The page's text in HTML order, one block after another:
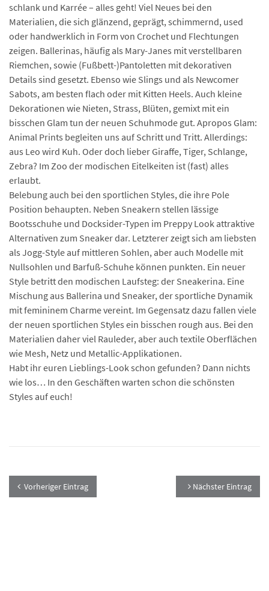
schlank und Karrée – alles geht! Viel Neues bei den
Materialien, die sich glänzend, geprägt, schimmernd, used
oder handwerklich in Form von Crochet und Flechtungen
zeigen. Ballerinas, häufig als Mary-Janes mit verstellbaren
Riemchen, sowie (Fußbett-)Pantoletten mit dekorativen
Details sind gesetzt. Ebenso wie Slings und als Newcomer
Sabots, am besten flach oder mit Kitten Heels. Auch kleine
Dekorationen wie Nieten, Strass, Blüten, gemixt mit ein
bisschen Glam tun der neuen Schuhmode gut. Apropos Glam:
Animal Prints begleiten uns auf Schritt und Tritt. Allerdings:
aus Leo wird Kuh. Oder doch lieber Giraffe, Tiger, Schlange,
Zebra? Im Zoo der modischen Eitelkeiten ist (fast) alles
erlaubt.
Belebung auch bei den sportlichen Styles, die ihre Pole
Position behaupten. Neben Sneakern stellen lässige
Bootsschuhe und Docksider-Typen im Preppy Look attraktive
Alternativen zum Sneaker dar. Letzterer zeigt sich am liebsten
als Jogg-Style auf mittleren Sohlen, aber auch Modelle mit
Nullsohlen und Barfuß-Schuhe können punkten. Ein neuer
Style betritt den modischen Laufsteg: der Sneakerina. Eine
Mischung aus Ballerina und Sneaker, der sportliche Dynamik
mit femininem Charme vereint. Im Gegensatz dazu fallen viele
der neuen sportlichen Styles ein bisschen rough aus. Bei den
Materialien daher viel Rauleder, aber auch textile Oberflächen
wie Mesh, Netz und Metallic-Applikationen.
Habt ihr euren Lieblings-Look schon gefunden? Dann nichts
wie los… In den Geschäften warten schon die schönsten
Styles auf euch!
Vorheriger Eintrag Nächster Eintrag